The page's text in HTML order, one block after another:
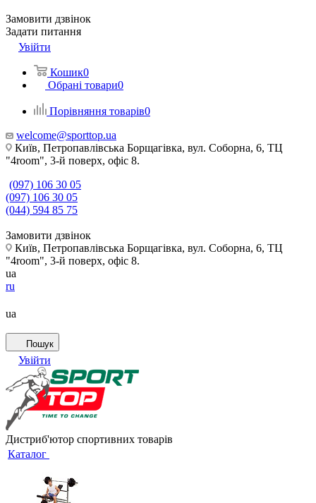
Замовити дзвінок
Задати питання
Увійти
Кошик0
Обрані товари0
Порівняння товарів0
welcome@sporttop.ua
Київ, Петропавлівська Борщагівка, вул. Соборна, 6, ТЦ
"4room", 3-й поверх, офіс 8.
(097) 106 30 05
(097) 106 30 05
(044) 594 85 75
Замовити дзвінок
Київ, Петропавлівська Борщагівка, вул. Соборна, 6, ТЦ
"4room", 3-й поверх, офіс 8.
ua
ru
ua
Пошук
Увійти
Дистриб'ютор спортивних товарів
Каталог